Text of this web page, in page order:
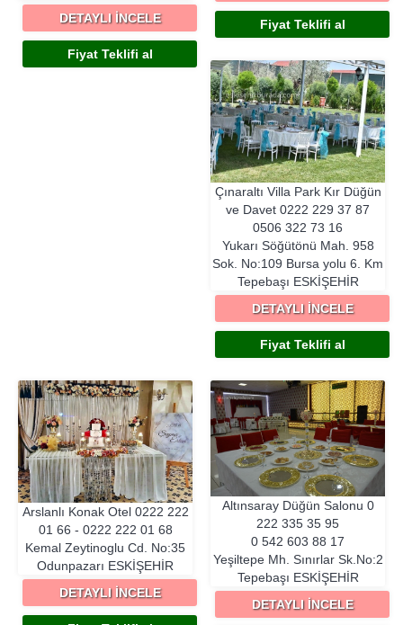
DETAYLI İNCELE
Fiyat Teklifi al
Fiyat Teklifi al
Çınaraltı Villa Park Kır Düğün
ve Davet 0222 229 37 87
0506 322 73 16
Yukarı Söğütönü Mah. 958
Sok. No:109 Bursa yolu 6. Km
Tepebaşı ESKIŞEHIR
DETAYLI İNCELE
Fiyat Teklifi al
Arslanlı Konak Otel 0222 222
01 66 - 0222 222 01 68
Kemal Zeytinoglu Cd. No:35
Odunpazarı ESKIŞEHIR
DETAYLI İNCELE
Altınsaray Düğün Salonu 0
222 335 35 95
0 542 603 88 17
Yeşiltepe Mh. Sınırlar Sk.No:2
Tepebaşı ESKIŞEHIR
DETAYLI İNCELE